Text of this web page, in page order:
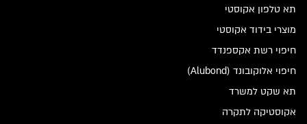
תא טלפון אקוסטי
מוצרי בידוד אקוסטי
חיפוי רשת אקספנדד
חיפוי אלוקובונד (Alubond)
תא שקט למשרד
אקוסטיקה לתקרה